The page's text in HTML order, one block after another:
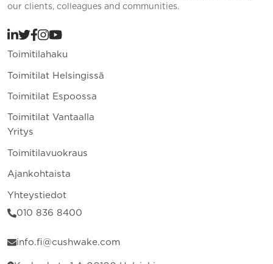
our clients, colleagues and communities.
Toimitilahaku
Toimitilat Helsingissä
Toimitilat Espoossa
Toimitilat Vantaalla
Yritys
Toimitilavuokraus
Ajankohtaista
Yhteystiedot
010 836 8400
info.fi@cushwake.com